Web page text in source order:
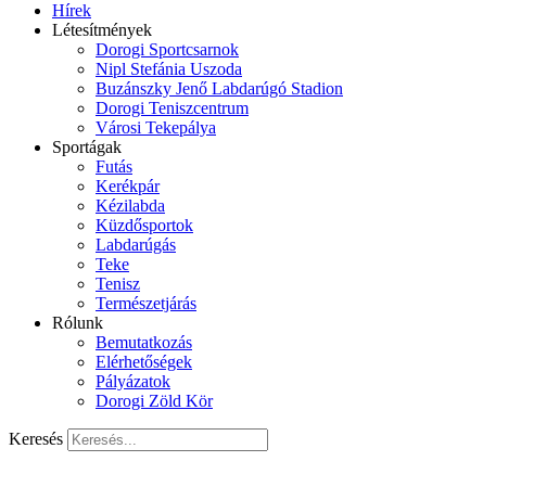
Hírek
Létesítmények
Dorogi Sportcsarnok
Nipl Stefánia Uszoda
Buzánszky Jenő Labdarúgó Stadion
Dorogi Teniszcentrum
Városi Tekepálya
Sportágak
Futás
Kerékpár
Kézilabda
Küzdősportok
Labdarúgás
Teke
Tenisz
Természetjárás
Rólunk
Bemutatkozás
Elérhetőségek
Pályázatok
Dorogi Zöld Kör
Keresés